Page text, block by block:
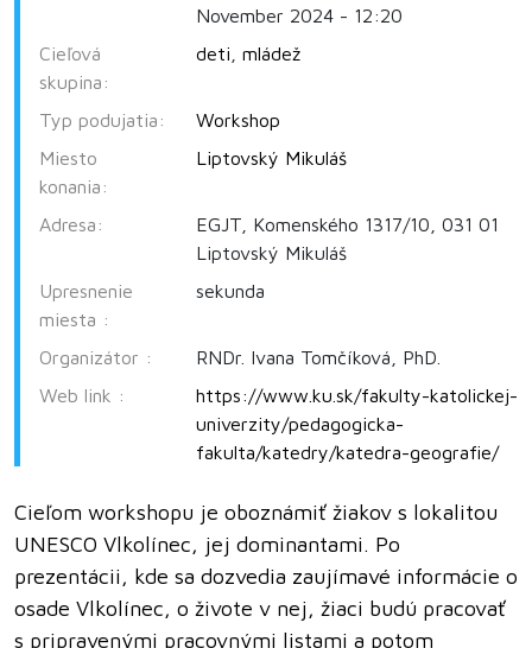
November 2024 - 12:20
Cieľová
skupina:
deti mládež
Typ podujatia:
Workshop
Miesto
konania:
Liptovský Mikuláš
Adresa:
EGJT, Komenského 1317/10, 031 01
Liptovský Mikuláš
Upresnenie
miesta :
sekunda
Organizátor :
RNDr. Ivana Tomčíková, PhD.
Web link :
https://www.ku.sk/fakulty-katolickej-
univerzity/pedagogicka-
fakulta/katedry/katedra-geografie/
Cieľom workshopu je oboznámiť žiakov s lokalitou
UNESCO Vlkolínec, jej dominantami. Po
prezentácii, kde sa dozvedia zaujímavé informácie o
osade Vlkolínec, o živote v nej, žiaci budú pracovať
s pripravenými pracovnými listami a potom